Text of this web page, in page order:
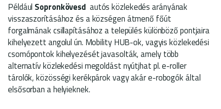
Például Sopronkövesd autós közlekedés arányának
visszaszorításához és a községen átmenő főút
forgalmának csillapításához a település különböző pontjaira
kihelyezett angolul ún. Mobility HUB-ok, vagyis közlekedési
csomópontok kihelyezését javasolták, amely több
alternatív közlekedési megoldást nyútjhat pl. e-roller
tárolók, közösségi kerékpárok vagy akár e-robogók által
elsősorban a helyieknek.